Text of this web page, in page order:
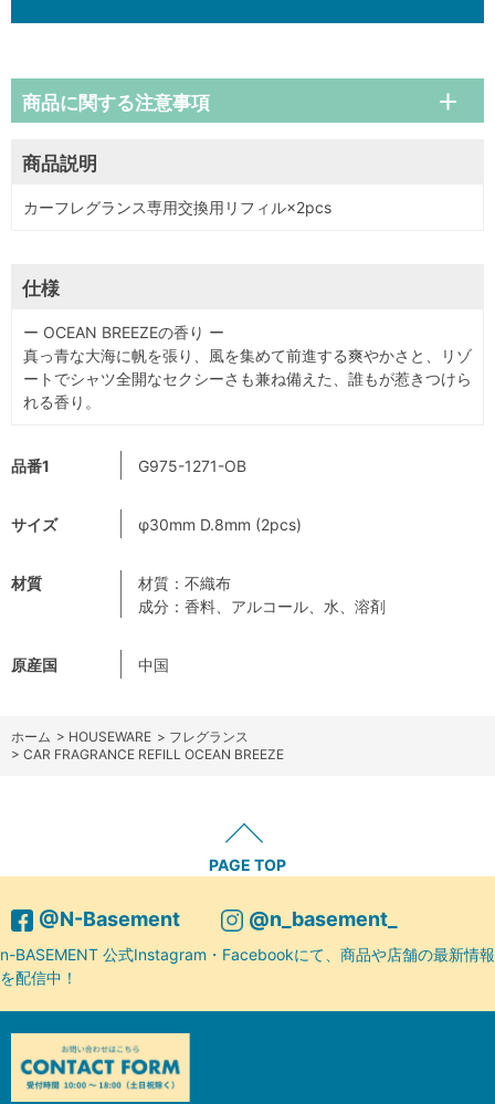
品番1 G975-1271-OB
サイズ φ30mm D.8mm (2pcs)
材質
材質：不織布
成分：香料、アルコール、水、溶剤
原産国 中国
商品説明
カーフレグランス専用交換用リフィル×2pcs
商品に関する注意事項
仕様
ー OCEAN BREEZEの香り ー
真っ青な大海に帆を張り、風を集めて前進する爽やかさと、リゾ
ートでシャツ全開なセクシーさも兼ね備えた、誰もが惹きつけら
れる香り。
ホーム > HOUSEWARE > フレグランス
> CAR FRAGRANCE REFILL OCEAN BREEZE
PAGE TOP
@N-Basement @n_basement_
n-BASEMENT 公式Instagram・Facebookにて、商品や店舗の最新情報
を配信中！